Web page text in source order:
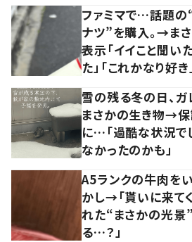
ファミマで…話題の
ナツ”を購入。→ま
表示「イイこと聞い
た」「これかなり好き
雪の残る冬の日、
まさかの生き物→
に…「過酷な状況で
なかったのかも」
A5ランクの牛肉を
かし→「貰いに来て
れた“まさかの光景
る…？」